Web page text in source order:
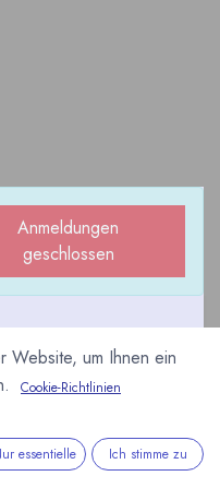
Anmeldungen
geschlossen
Website, um Ihnen ein
Cookie-Richtlinien
essentielle Ich stimme zu